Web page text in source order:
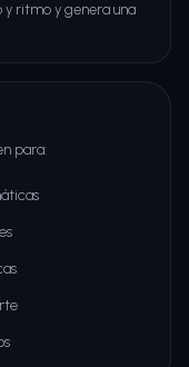
y ritmo y genera una
para: